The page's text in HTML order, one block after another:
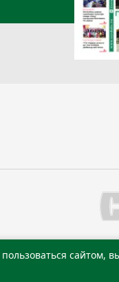
сайтом,